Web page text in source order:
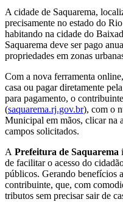
A cidade de Saquarema,
precisamente no estado do
habitando na cidade do
Saquarema deve ser pago
propriedades em zonas
Com a nova ferramenta
casa ou pagar diretamente
para pagamento, o
(saquarema.rj.gov.br), com o
Municipal em mãos, clicar na
campos solicitados.
A Prefeitura de Saquarema
de facilitar o acesso do
públicos. Gerando benefícios
contribuinte, que, com
tributos sem precisar sair de